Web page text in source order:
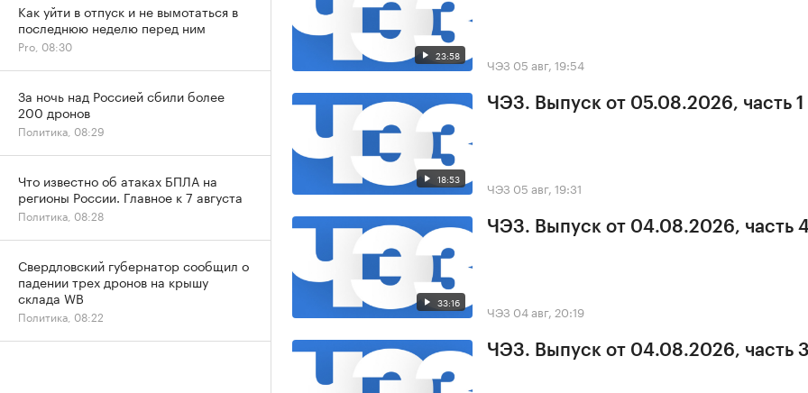
23:58 ЧЭЗ 05 авг, 19:54
18:53
ЧЭЗ. Выпуск от 05.08.2026, часть 1
ЧЭЗ 05 авг, 19:31
33:16
ЧЭЗ. Выпуск от 04.08.2026, часть
ЧЭЗ 04 авг, 20:19
ЧЭЗ. Выпуск от 04.08.2026, часть 3
Как уйти в отпуск и не вымотаться в
последнюю неделю перед ним
Pro, 08:30
За ночь над Россией сбили более
200 дронов
Политика, 08:29
Что известно об атаках БПЛА на
регионы России. Главное к 7 августа
Политика, 08:28
Свердловский губернатор сообщил о
падении трех дронов на крышу
склада WB
Политика, 08:22